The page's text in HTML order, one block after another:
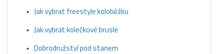
Jak vybrat freestyle koloběžku
Jak vybrat kolečkové brusle
Dobrodružství pod stanem